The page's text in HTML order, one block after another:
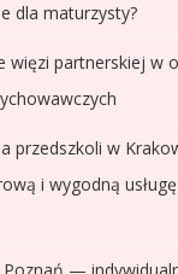
dla maturzysty?
więzi partnerskiej w
przedszkoli w
i wygodną